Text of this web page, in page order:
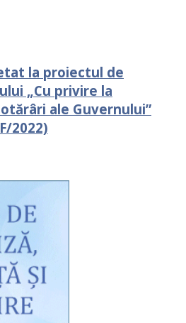
la proiectul de
„Cu privire la
ale Guvernului”
2022)